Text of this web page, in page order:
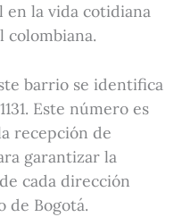
la vida cotidiana
colombiana.
barrio se identifica
Este número es
recepción de
garantizar la
cada dirección
de Bogotá.